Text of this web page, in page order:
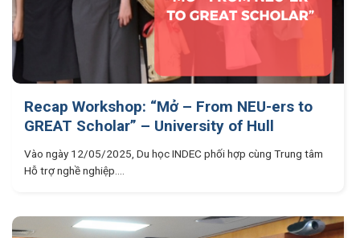
Recap Workshop: “Mở – From NEU-ers to
GREAT Scholar” – University of Hull
Vào ngày 12/05/2025, Du học INDEC phối hợp cùng Trung tâm
Hỗ trợ nghề nghiệp....